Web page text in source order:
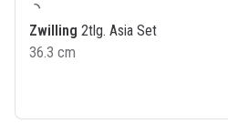
Zwilling 2tlg. Asia Set
36.3 cm